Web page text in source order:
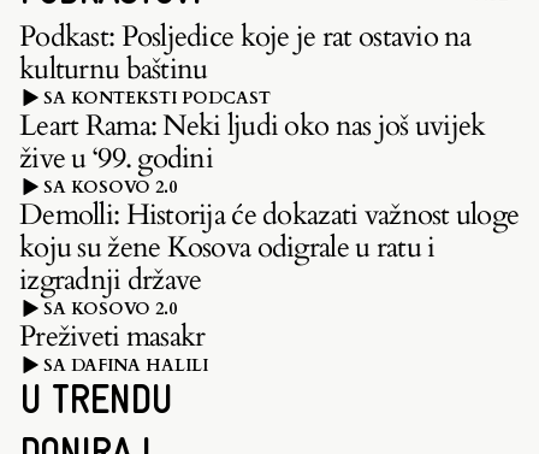
Podkast: Posljedice koje je rat ostavio na
kulturnu baštinu
SA KONTEKSTI PODCAST
Leart Rama: Neki ljudi oko nas još uvijek
žive u ‘99. godini
SA KOSOVO 2.0
Demolli: Historija će dokazati važnost uloge
koju su žene Kosova odigrale u ratu i
izgradnji države
SA KOSOVO 2.0
Preživeti masakr
SA DAFINA HALILI
U TRENDU